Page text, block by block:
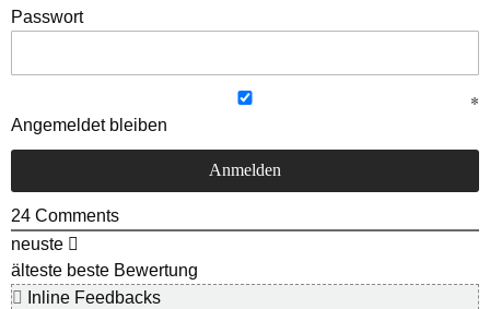
Passwort
Angemeldet bleiben
24 Comments
neuste
älteste beste Bewertung
Inline Feedbacks